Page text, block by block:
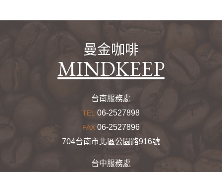
台南服務處
TEL 06-2527898
FAX 06-2527896
704台南市北區公園路916號
曼金咖啡
MINDKEEP
台中服務處